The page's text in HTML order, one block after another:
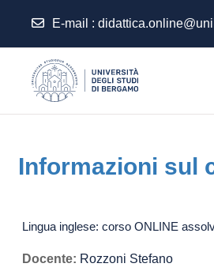
E-mail :
Informazioni sul
Lingua inglese: corso ONLINE
Docente: Rozzoni Stefano